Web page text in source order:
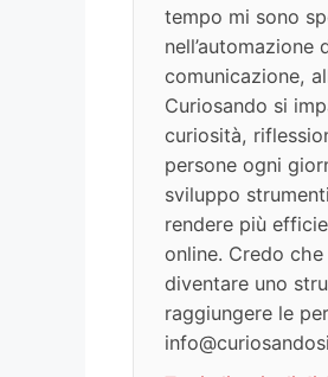
tempo mi sono
comunicazione,
Curiosando si
curiosità,
persone ogni
sviluppo
rendere più
online. Credo
diventare uno
raggiungere le